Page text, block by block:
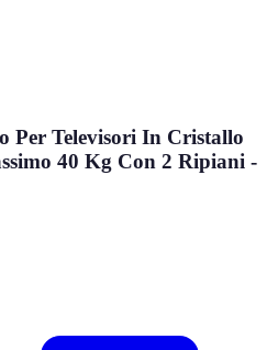
Per Televisori In Cristallo
40 Kg Con 2 Ripiani -